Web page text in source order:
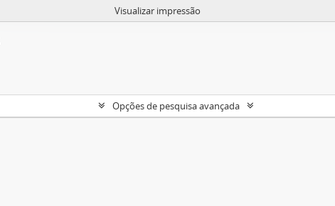
Visualizar impressão
Opções de pesquisa avançada